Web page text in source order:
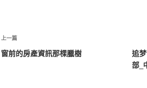
文
章
上
一
上一篇
窗前的房產資訊那棵臘樹
追
部_